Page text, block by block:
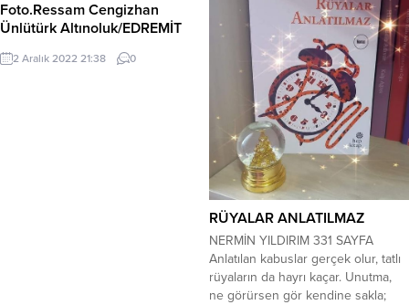
Foto.Ressam Cengizhan
Ünlütürk Altınoluk/EDREMİT
2 Aralık 2022 21:38 0
RÜYALAR ANLATILMAZ
NERMİN YILDIRIM 331 SAYFA
Anlatılan kabuslar gerçek olur, tatlı
rüyaların da hayrı kaçar. Unutma,
ne görürsen gör kendine sakla;